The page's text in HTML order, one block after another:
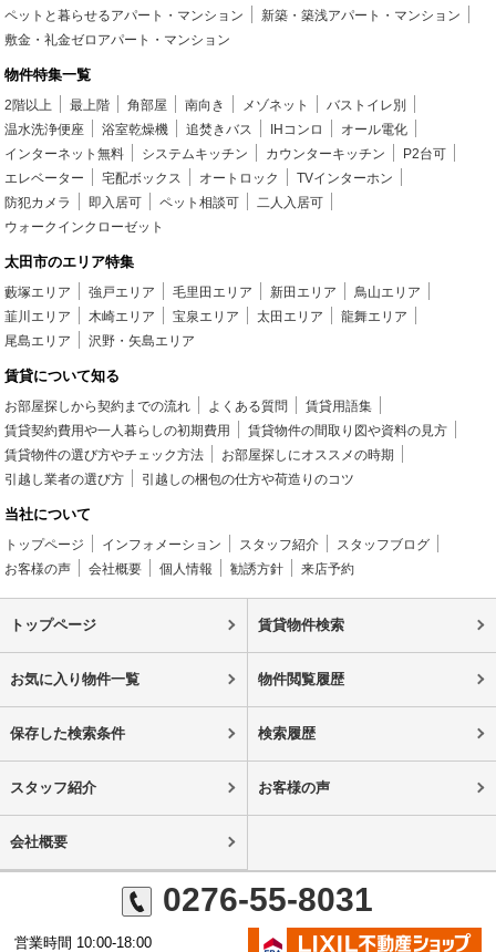
ペットと暮らせるアパート・マンション
新築・築浅アパート・マンション
敷金・礼金ゼロアパート・マンション
物件特集一覧
2階以上 最上階 角部屋 南向き メゾネット
バストイレ別
温水洗浄便座
浴室乾燥機 追焚きバス IHコンロ
オール電化
インターネット無料
システムキッチン カウンターキッチン
P2台可
エレベーター
宅配ボックス オートロック
TVインターホン
防犯カメラ
即入居可 ペット相談可
二人入居可
ウォークインクローゼット
太田市のエリア特集
藪塚エリア 強戸エリア 毛里田エリア 新田エリア
鳥山エリア
韮川エリア
木崎エリア 宝泉エリア 太田エリア
龍舞エリア
尾島エリア
沢野・矢島エリア
賃貸について知る
お部屋探しから契約までの流れ よくある質問
賃貸用語集
賃貸契約費用や一人暮らしの初期費用
賃貸物件の間取り図や資料の見方
賃貸物件の選び方やチェック方法
お部屋探しにオススメの時期
引越し業者の選び方
引越しの梱包の仕方や荷造りのコツ
当社について
トップページ インフォメーション スタッフ紹介
スタッフブログ
お客様の声
会社概要 個人情報 勧誘方針 来店予約
トップページ 賃貸物件検索
お気に入り物件一覧 物件閲覧履歴
保存した検索条件 検索履歴
スタッフ紹介 お客様の声
会社概要
0276-55-8031
営業時間 10:00-18:00